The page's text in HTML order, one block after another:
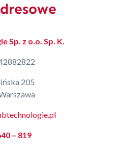
Sp. z o.o. Sp. K.
205
– 819